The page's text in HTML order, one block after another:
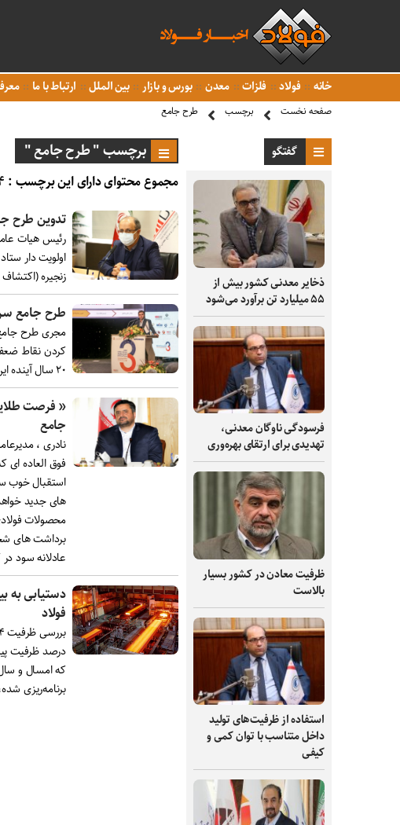
خانه فولاد فلزات معدن بورس و بازار بین الملل ارتباط با ما
صفحه نخست برچسب طرح جامع
گفتگو
ذخایر معدنی کشور بیش از
۵۵ میلیارد تن برآورد می‌شود
فرسودگی ناوگان معدنی،
تهدیدی برای ارتقای بهره‌وری
ظرفیت‌ معادن در کشور بسیار
بالاست
استفاده از ظرفیت‌های تولید
داخل متناسب با توان کمی و
کیفی
برچسب " طرح جامع "
مجموع محتوای دارای این برچسب : ۴
تدوین طرح
رئیس هیات
اولویت دار
زنجیره (اکتشاف
طرح جامع سرب و
مجری طرح
کردن نقاط
۲۰ سال آینده این صنعت ترسیم می‌کند.
« فرصت
جامع
نادری ،
فوق العاده ای
استقبال خوب
های جدید
محصولات
برداشت های
عادلانه سود
فولاد
که امسال و
برنامه‌ریزی